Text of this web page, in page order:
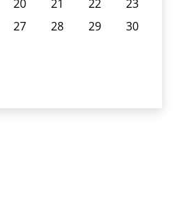
20 21 22
23
27 28 29
30